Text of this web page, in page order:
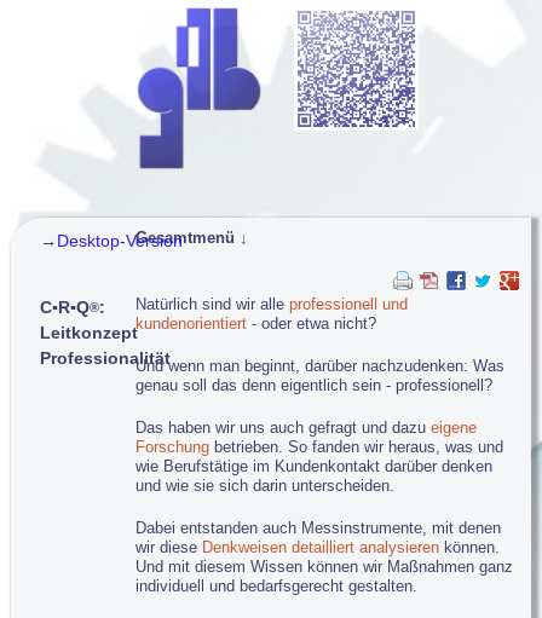
→ Desktop-VersionGesamtmenü ↓
Konzepte und Projekte...
Service-Dienstleister: Neuausrichtung
Finanzdienstleister: Kundenkommunikation
Stadtverwaltung: Organisationsentwicklung
Hotline-Service: Training
Training...
C▪R▪Q®Professioneller Kundenservice
C▪R▪Q®Professionell Führen
C▪R▪Q®Professioneller Vertrieb
C▪R▪Q® in Heil- und Pflegeberufen...
C▪R▪Q®:
Leitkonzept
Professionalität
Natürlich sind wir alleprofessionell und
kundenorientiert - oder etwa nicht?
Und wenn man beginnt, darüber nachzudenken: Was
genau soll das denn eigentlich sein - professionell?
Das haben wir uns auch gefragt und dazueigene
Forschung betrieben. So fanden wir heraus, was und
wie Berufstätige im Kundenkontakt darüber denken
und wie sie sich darin unterscheiden.
Dabei entstanden auch Messinstrumente, mit denen
wir diese Denkweisen detailliert analysieren können.
Und mit diesem Wissen können wir Maßnahmen ganz
individuell und bedarfsgerecht gestalten.